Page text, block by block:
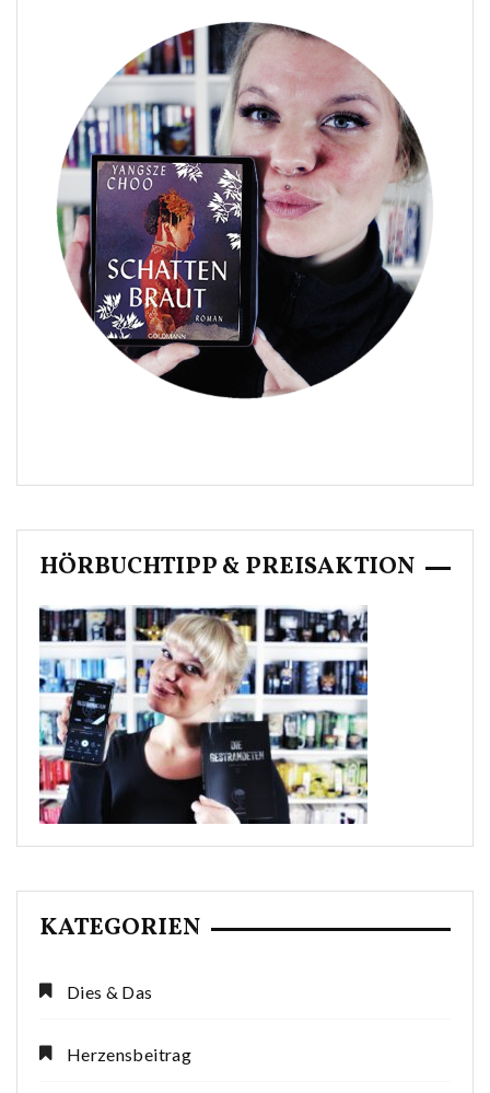
HÖRBUCHTIPP & PREISAKTION
KATEGORIEN
Dies & Das
Herzensbeitrag